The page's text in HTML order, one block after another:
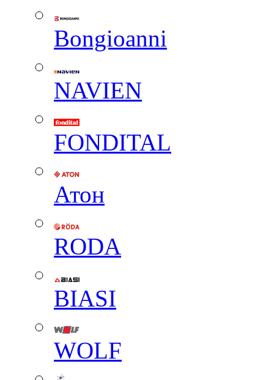
Вongioanni
NAVIEN
FONDITAL
Атон
RODA
BIASI
WOLF